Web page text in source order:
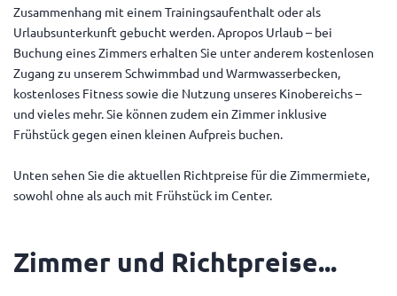
Zusammenhang mit einem Trainingsaufenthalt oder als
Urlaubsunterkunft gebucht werden. Apropos Urlaub – bei
Buchung eines Zimmers erhalten Sie unter anderem kostenlosen
Zugang zu unserem Schwimmbad und Warmwasserbecken,
kostenloses Fitness sowie die Nutzung unseres Kinobereichs –
und vieles mehr. Sie können zudem ein Zimmer inklusive
Frühstück gegen einen kleinen Aufpreis buchen.
Unten sehen Sie die aktuellen Richtpreise für die Zimmermiete,
sowohl ohne als auch mit Frühstück im Center.
Zimmer und Richtpreise...